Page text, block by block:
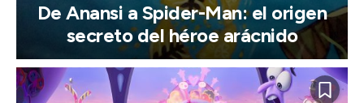
De Anansi a Spider-Man: el origen
secreto del héroe arácnido